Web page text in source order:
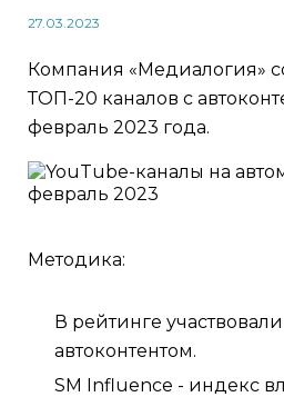
27.03.2023
Компания «Медиалогия»
ТОП-20 каналов с
февраль 2023 года.
Методика:
В рейтинге
автоконтентом.
SM Influence - индекс